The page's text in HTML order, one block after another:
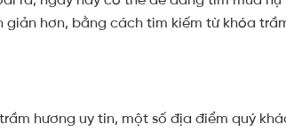
hơn, bằng cách tìm kiếm từ khóa
hương uy tín, một số địa điểm quý